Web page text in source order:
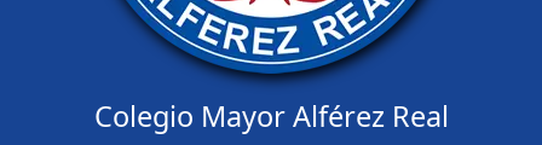
Colegio Mayor Alférez Real